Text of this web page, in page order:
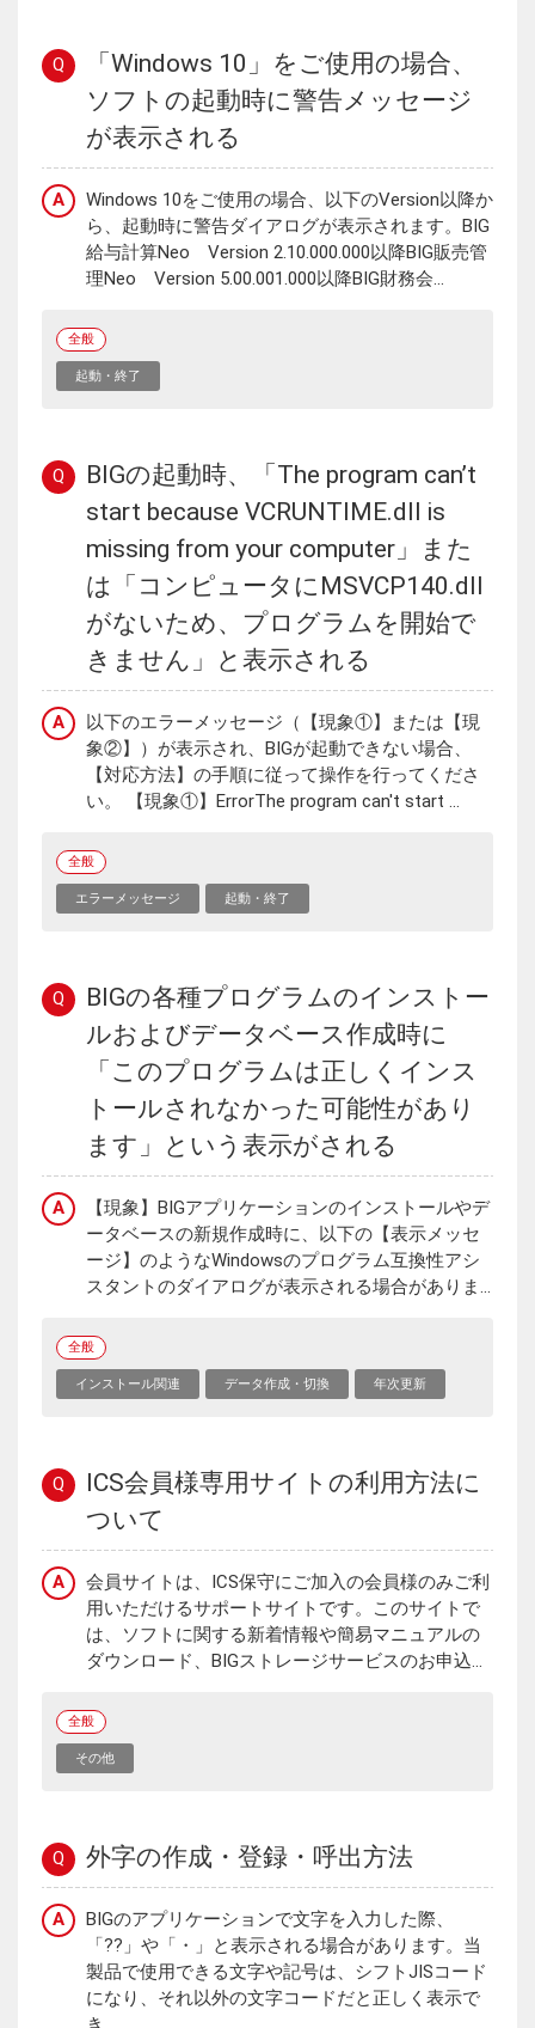
Q
「Windows 10」をご使用の場合、
ソフトの起動時に警告メッセージ
が表示される
A
Windows 10をご使用の場合、以下のVersion以降か
ら、起動時に警告ダイアログが表示されます。BIG
給与計算Neo Version 2.10.000.000以降BIG販売管
理Neo Version 5.00.001.000以降BIG財務会...
全般
起動・終了
Q
BIGの起動時、「The program can’t
start because VCRUNTIME.dll is
missing from your computer」また
は「コンピュータにMSVCP140.dll
がないため、プログラムを開始で
きません」と表示される
A
以下のエラーメッセージ（【現象①】または【現
象②】）が表示され、BIGが起動できない場合、
【対応方法】の手順に従って操作を行ってくださ
い。 【現象①】ErrorThe program can't start ...
全般
エラーメッセージ 起動・終了
Q
BIGの各種プログラムのインストー
ルおよびデータベース作成時に
「このプログラムは正しくインス
トールされなかった可能性があり
ます」という表示がされる
A
【現象】BIGアプリケーションのインストールやデ
ータベースの新規作成時に、以下の【表示メッセ
ージ】のようなWindowsのプログラム互換性アシ
スタントのダイアログが表示される場合がありま...
全般
インストール関連 データ作成・切換 年次更新
Q
ICS会員様専用サイトの利用方法に
ついて
A
会員サイトは、ICS保守にご加入の会員様のみご利
用いただけるサポートサイトです。このサイトで
は、ソフトに関する新着情報や簡易マニュアルの
ダウンロード、BIGストレージサービスのお申込...
全般
その他
Q 外字の作成・登録・呼出方法
A
BIGのアプリケーションで文字を入力した際、
「??」や「・」と表示される場合があります。当
製品で使用できる文字や記号は、シフトJISコード
になり、それ以外の文字コードだと正しく表示で